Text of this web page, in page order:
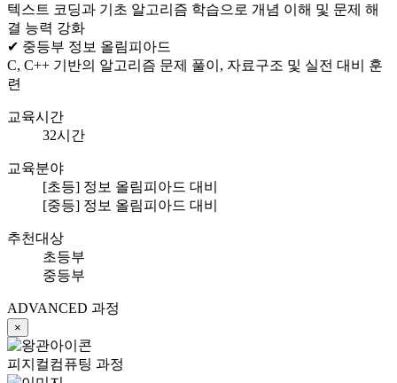
텍스트 코딩과 기초 알고리즘 학습으로 개념 이해 및 문제 해
결 능력 강화
✔ 중등부 정보 올림피아드
C, C++ 기반의 알고리즘 문제 풀이, 자료구조 및 실전 대비 훈
련
교육시간
32시간
교육분야
[초등] 정보 올림피아드 대비
[중등] 정보 올림피아드 대비
추천대상
초등부
중등부
ADVANCED 과정
×
피지컬컴퓨팅 과정